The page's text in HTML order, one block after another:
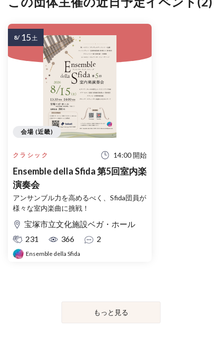
クラシック 14:00 開始
Ensemble della Sfida 第5回室内楽
演奏会
アンサンブル力を高めるべく、Sfida団員が
様々な室内楽曲に挑戦！
宝塚市立文化施設ベガ・ホール
231
366 2
Ensemble della Sfida
会場 (近畿)
8/ 15土
もっと見る